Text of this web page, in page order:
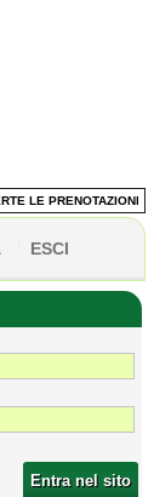
LE PRENOTAZIONI
ESCI
Entra nel sito